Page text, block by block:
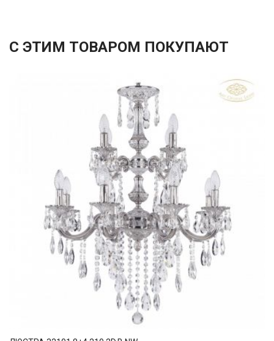
С ЭТИМ ТОВАРОМ ПОКУПАЮТ